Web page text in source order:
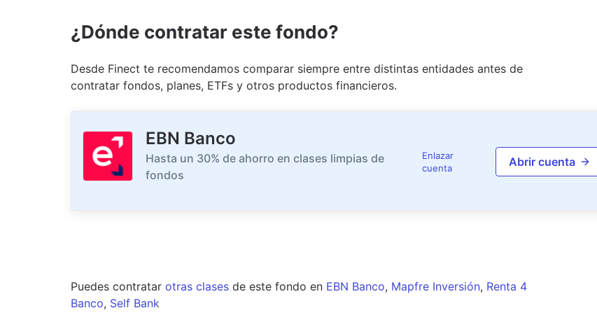
¿Dónde contratar este fondo?
Desde Finect te recomendamos comparar siempre entre distintas entidades antes de
contratar fondos, planes, ETFs y otros productos financieros.
EBN Banco
Hasta un 30% de ahorro en clases limpias de
fondos
Enlazar
cuenta
Abrir cuenta
Puedes contratar otras clases de este fondo en EBN Banco, Mapfre Inversión, Renta 4
Banco, Self Bank